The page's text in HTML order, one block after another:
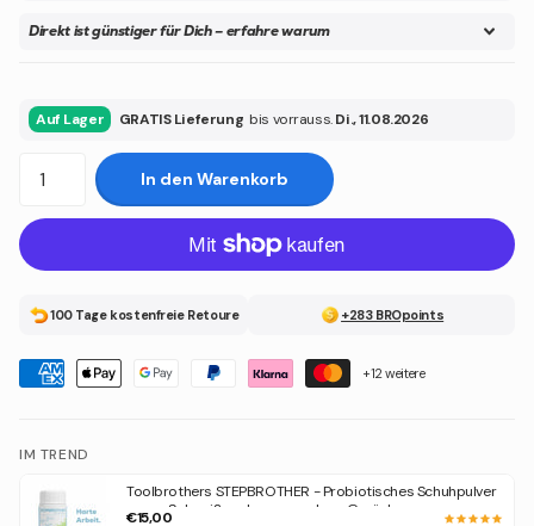
Direkt ist günstiger für Dich – erfahre warum
Auf Lager GRATIS Lieferung bis vorrauss.Di., 11.08.2026
In den Warenkorb
100 Tage kostenfreie Retoure +283 BROpoints
+12 weitere
IM TREND
Toolbrothers STEPBROTHER - Probiotisches Schuhpulver
gegen Schweiß und unangenehme Gerüche
€15,00